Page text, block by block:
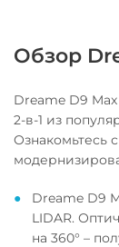
Обзор
Dreame D9
2-в-1 из
Ознакомьтесь
Dreame D9
LIDAR.
на 360° –